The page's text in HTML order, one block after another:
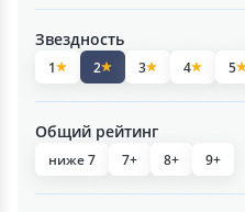
Звездность
1 2 3 4 5
Общий рейтинг
ниже 7 7+ 8+ 9+